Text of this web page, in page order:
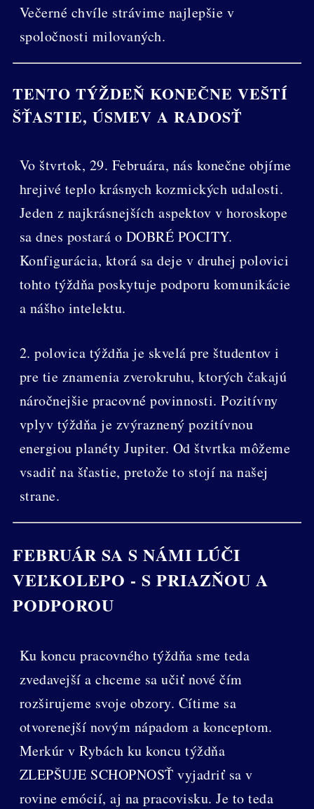
Večerné chvíle strávime najlepšie v
spoločnosti milovaných.
TENTO TÝŽDEŇ KONEČNE VEŠTÍ
ŠŤASTIE, ÚSMEV A RADOSŤ
Vo štvrtok, 29. Februára, nás konečne objíme
hrejivé teplo krásnych kozmických udalosti.
Jeden z najkrásnejších aspektov v horoskope
sa dnes postará o DOBRÉ POCITY.
Konfigurácia, ktorá sa deje v druhej polovici
tohto týždňa poskytuje podporu komunikácie
a nášho intelektu.
2. polovica týždňa je skvelá pre študentov i
pre tie znamenia zverokruhu, ktorých čakajú
náročnejšie pracovné povinnosti. Pozitívny
vplyv týždňa je zvýraznený pozitívnou
energiou planéty Jupiter. Od štvrtka môžeme
vsadiť na šťastie, pretože to stojí na našej
strane.
FEBRUÁR SA S NÁMI LÚČI
VEĽKOLEPO - S PRIAZŇOU A
PODPOROU
Ku koncu pracovného týždňa sme teda
zvedavejší a chceme sa učiť nové čím
rozširujeme svoje obzory. Cítime sa
otvorenejší novým nápadom a konceptom.
Merkúr v Rybách ku koncu týždňa
ZLEPŠUJE SCHOPNOSŤ vyjadriť sa v
rovine emócií, aj na pracovisku. Je to teda